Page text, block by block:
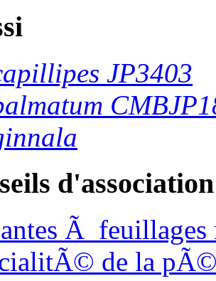
JP3403
d'association
Ã feuillages
de la